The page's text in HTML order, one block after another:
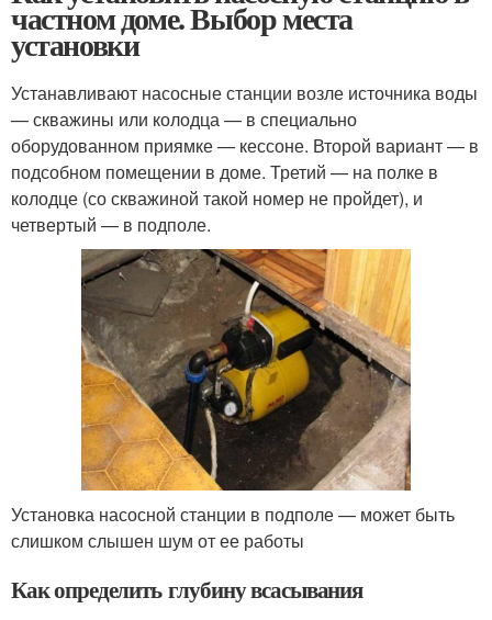
частном доме. Выбор места
установки
Устанавливают насосные станции возле источника воды
— скважины или колодца — в специально
оборудованном приямке — кессоне. Второй вариант — в
подсобном помещении в доме. Третий — на полке в
колодце (со скважиной такой номер не пройдет), и
четвертый — в подполе.
Установка насосной станции в подполе — может быть
слишком слышен шум от ее работы
Как определить глубину всасывания